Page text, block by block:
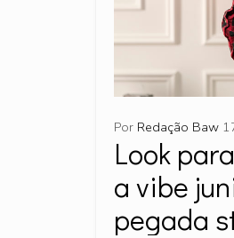
Look
a vibe
pegada
Por Redação Baw